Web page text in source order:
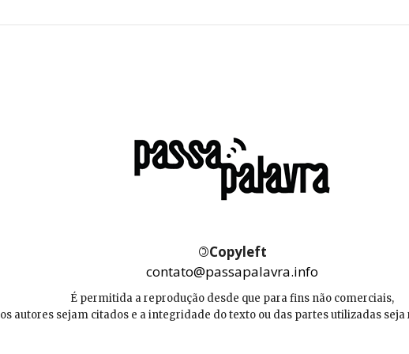
©Copyleft
contato@passapalavra.info
É permitida a reprodução desde que para fins não comerciais,
os autores sejam citados e a integridade do texto ou das partes utilizadas